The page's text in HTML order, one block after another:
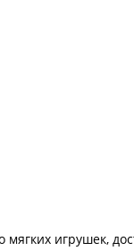
игрушек,